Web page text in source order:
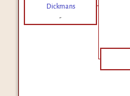
Dickmans
-